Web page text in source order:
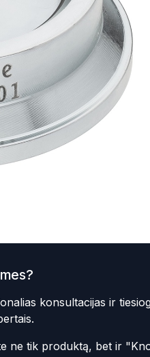
konsultacijas ir
ne tik produktą, bet ir